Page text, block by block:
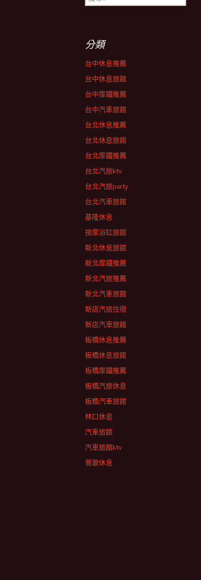
尋
分類
台中休息推薦
台中休息旅館
台中摩鐵推薦
台中汽車旅館
台北休息推薦
台北休息旅館
台北摩鐵推薦
台北汽旅ktv
台北汽旅party
台北汽車旅館
基隆休息
按摩浴缸旅館
新北休息旅館
新北摩鐵推薦
新北汽旅推薦
新北汽車旅館
新店汽旅住宿
新店汽車旅館
板橋休息推薦
板橋休息旅館
板橋摩鐵推薦
板橋汽旅休息
板橋汽車旅館
林口休息
汽車旅館
汽車旅館ktv
鶯歌休息